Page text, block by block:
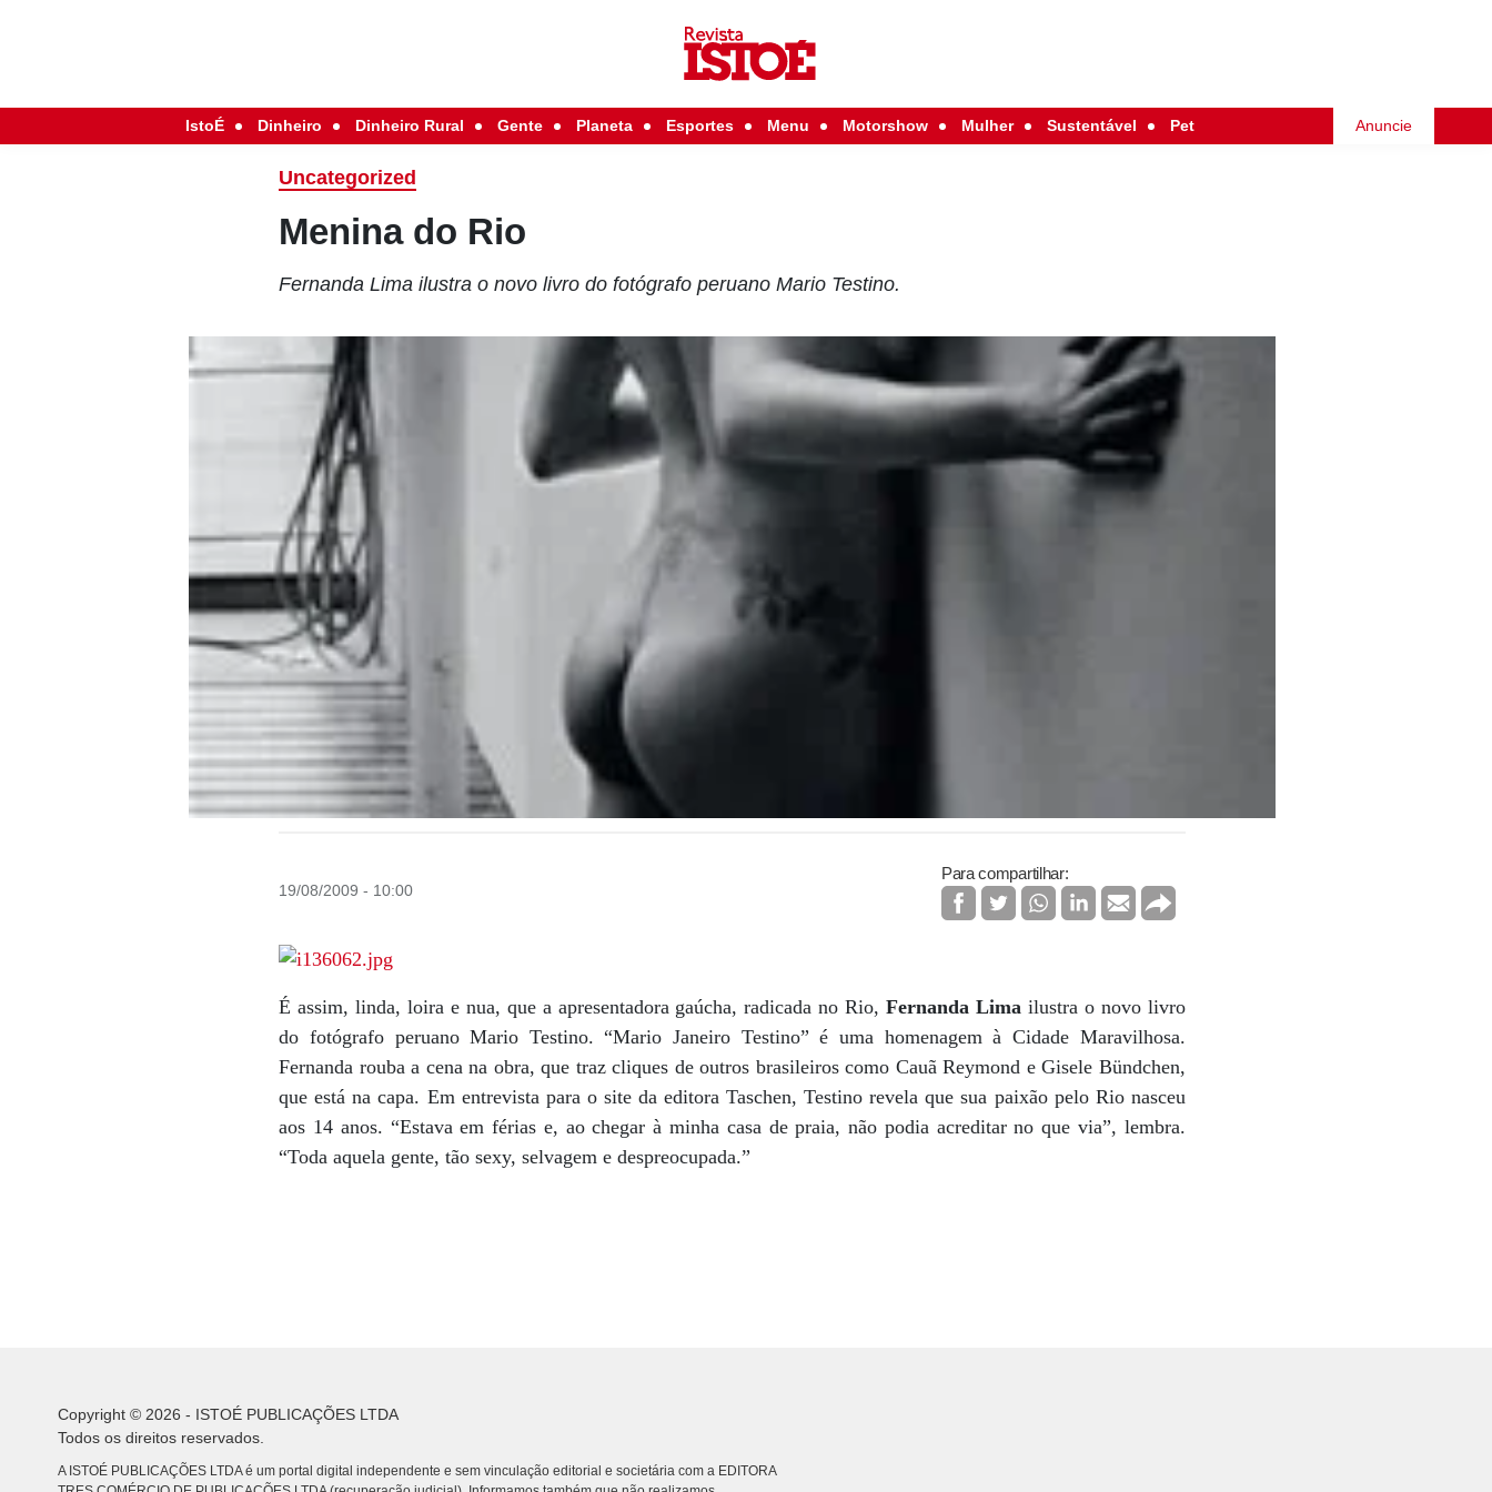
IstoÉ Dinheiro Dinheiro Rural Gente Planeta Esportes Menu Motorshow Mulher Sustentável Pet Anuncie
Uncategorized
Menina do Rio
Fernanda Lima ilustra o novo livro do fotógrafo peruano Mario Testino.
19/08/2009 - 10:00
Para compartilhar:
É assim, linda, loira e nua, que a apresentadora gaúcha, radicada no Rio,Fernanda Lima ilustra o novo livro
do fotógrafo peruano Mario Testino. “Mario Janeiro Testino” é uma homenagem à Cidade Maravilhosa.
Fernanda rouba a cena na obra, que traz cliques de outros brasileiros como Cauã Reymond e Gisele Bündchen,
que está na capa. Em entrevista para o site da editora Taschen, Testino revela que sua paixão pelo Rio nasceu
aos 14 anos. “Estava em férias e, ao chegar à minha casa de praia, não podia acreditar no que via”, lembra.
“Toda aquela gente, tão sexy, selvagem e despreocupada.”
Copyright © 2026 - ISTOÉ PUBLICAÇÕES LTDA
Todos os direitos reservados.
A ISTOÉ PUBLICAÇÕES LTDA é um portal digital independente e sem vinculação editorial e societária com a EDITORA